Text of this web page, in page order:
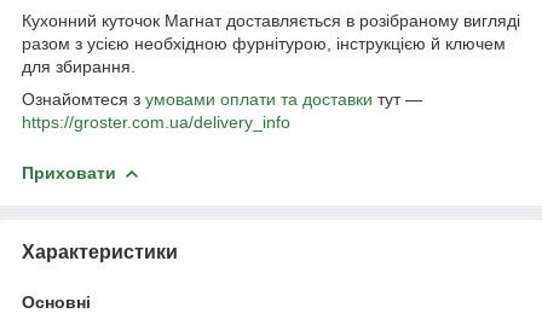
Кухонний куточок Магнат доставляється в розібраному вигляді
разом з усією необхідною фурнітурою, інструкцією й ключем
для збирання.
Ознайомтеся з умовами оплати та доставки тут —
https://groster.com.ua/delivery_info
Приховати
Характеристики
Основні